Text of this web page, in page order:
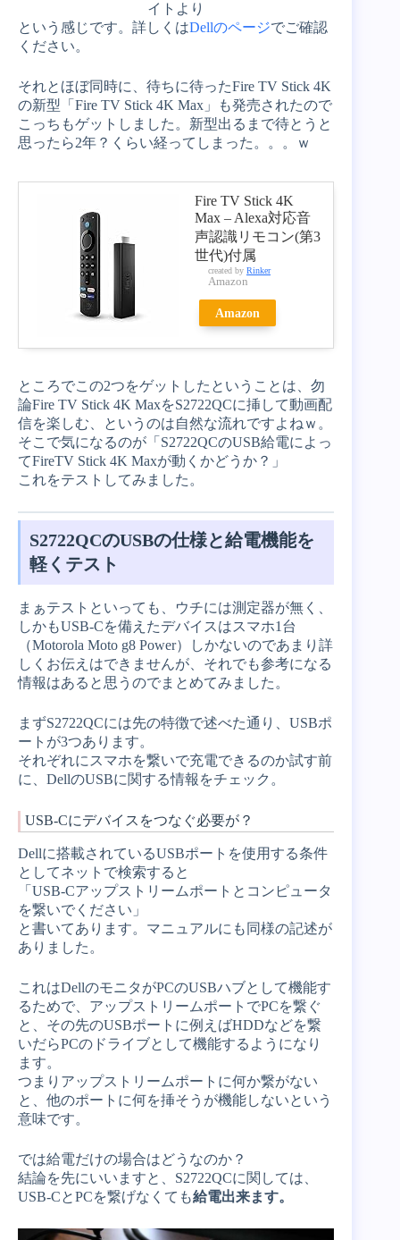
イトより
という感じです。詳しくはDellのページでご確認
ください。
それとほぼ同時に、待ちに待ったFire TV Stick 4K
の新型「Fire TV Stick 4K Max」も発売されたので
こっちもゲットしました。新型出るまで待とうと
思ったら2年？くらい経ってしまった。。。ｗ
Fire TV Stick 4K
Max – Alexa対応音
声認識リモコン(第3
世代)付属
created by Rinker
Amazon
Amazon
ところでこの2つをゲットしたということは、勿
論Fire TV Stick 4K MaxをS2722QCに挿して動画配
信を楽しむ、というのは自然な流れですよねｗ。
そこで気になるのが「S2722QCのUSB給電によっ
てFireTV Stick 4K Maxが動くかどうか？」
これをテストしてみました。
S2722QCのUSBの仕様と給電機能を
軽くテスト
まぁテストといっても、ウチには測定器が無く、
しかもUSB-Cを備えたデバイスはスマホ1台
（Motorola Moto g8 Power）しかないのであまり詳
しくお伝えはできませんが、それでも参考になる
情報はあると思うのでまとめてみました。
まずS2722QCには先の特徴で述べた通り、USBポ
ートが3つあります。
それぞれにスマホを繋いで充電できるのか試す前
に、DellのUSBに関する情報をチェック。
USB-Cにデバイスをつなぐ必要が？
Dellに搭載されているUSBポートを使用する条件
としてネットで検索すると
「USB-Cアップストリームポートとコンピュータ
を繋いでください」
と書いてあります。マニュアルにも同様の記述が
ありました。
これはDellのモニタがPCのUSBハブとして機能す
るためで、アップストリームポートでPCを繋ぐ
と、その先のUSBポートに例えばHDDなどを繋
いだらPCのドライブとして機能するようになり
ます。
つまりアップストリームポートに何か繋がない
と、他のポートに何を挿そうが機能しないという
意味です。
では給電だけの場合はどうなのか？
結論を先にいいますと、S2722QCに関しては、
USB-CとPCを繋げなくても給電出来ます。